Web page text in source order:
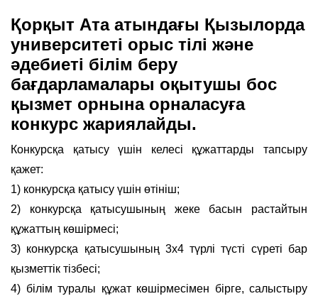
Қорқыт Ата атындағы Қызылорда
университеті орыс тілі және
әдебиеті білім беру
бағдарламалары оқытушы бос
қызмет орнына орналасуға
конкурс жариялайды.
Конкурсқа қатысу үшін келесі құжаттарды тапсыру
қажет:
1) конкурсқа қатысу үшін өтініш;
2) конкурсқа қатысушының жеке басын растайтын
құжаттың көшірмесі;
3) конкурсқа қатысушының 3х4 түрлі түсті сүреті бар
қызметтік тізбесі;
4) білім туралы құжат көшірмесімен бірге, салыстыру